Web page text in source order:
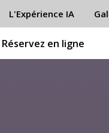
L'Expérience IA
Réservez en ligne